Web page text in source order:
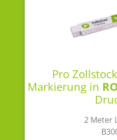
Pro
Markierung in
2 Meter